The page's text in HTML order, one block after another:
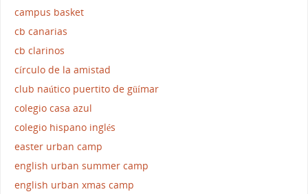
campus basket
cb canarias
cb clarinos
círculo de la amistad
club naútico puertito de güímar
colegio casa azul
colegio hispano inglés
easter urban camp
english urban summer camp
english urban xmas camp